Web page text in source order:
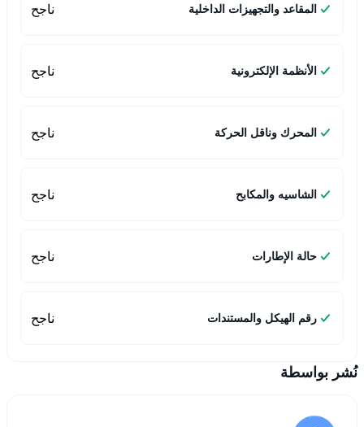
المقاعد والتجهيزات الداخلية ناجح
الأنظمة الإلكترونية ناجح
المحرك وناقل الحركة ناجح
الشاسيه والمكابح ناجح
حالة الإطارات ناجح
رقم الهيكل والمستندات ناجح
نُشر بواسطة